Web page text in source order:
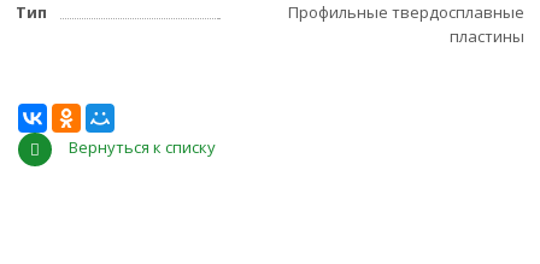
Тип
Профильные твердосплавные
пластины
Вернуться к списку